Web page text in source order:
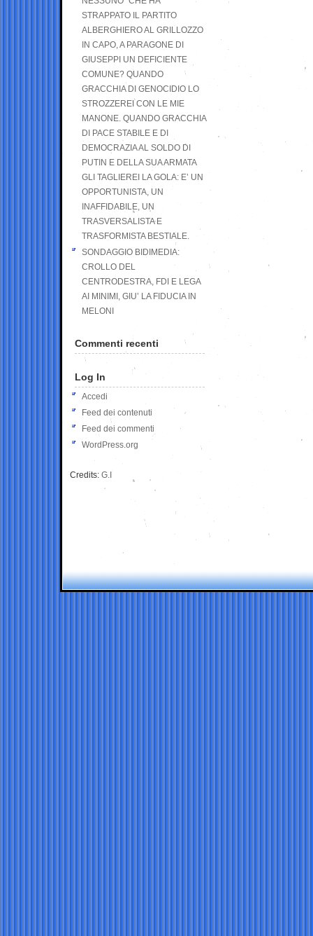
STRAPPATO IL PARTITO
ALBERGHIERO AL GRILLOZZO
IN CAPO, A PARAGONE DI
GIUSEPPI UN DEFICIENTE
COMUNE? QUANDO
GRACCHIA DI GENOCIDIO LO
STROZZEREI CON LE MIE
MANONE. QUANDO GRACCHIA
DI PACE STABILE E DI
DEMOCRAZIA AL SOLDO DI
PUTIN E DELLA SUA ARMATA
GLI TAGLIEREI LA GOLA: E’ UN
OPPORTUNISTA, UN
INAFFIDABILE, UN
TRASVERSALISTA E
TRASFORMISTA BESTIALE.
SONDAGGIO BIDIMEDIA:
CROLLO DEL
CENTRODESTRA, FDI E LEGA
AI MINIMI, GIU’ LA FIDUCIA IN
MELONI
Commenti recenti
Log In
Accedi
Feed dei contenuti
Feed dei commenti
WordPress.org
Credits: G.I